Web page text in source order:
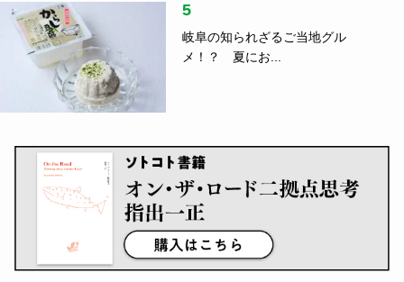
5
岐阜の知られざるご当地グル
メ！？ 夏にお...